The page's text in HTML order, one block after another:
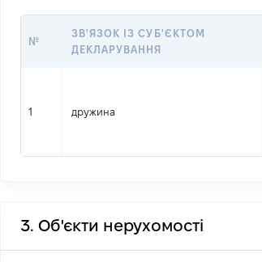
№
ЗВ'ЯЗОК ІЗ СУБ'ЄКТОМ
ДЕКЛАРУВАННЯ
1 дружина
3. Об'єкти нерухомості